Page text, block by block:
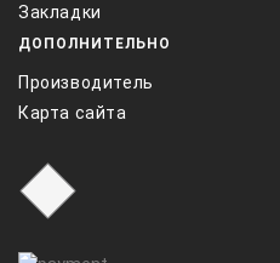
Закладки
ДОПОЛНИТЕЛЬНО
Производитель
Карта сайта